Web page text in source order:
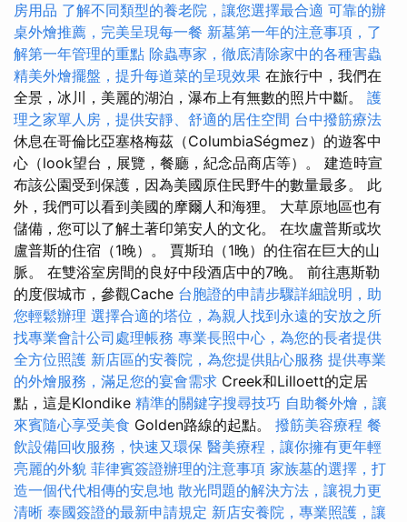
房用品 了解不同類型的養老院，讓您選擇最合適 可靠的辦
桌外燴推薦，完美呈現每一餐 新墓第一年的注意事項，了
解第一年管理的重點 除蟲專家，徹底清除家中的各種害蟲
精美外燴擺盤，提升每道菜的呈現效果 在旅行中，我們在
全景，冰川，美麗的湖泊，瀑布上有無數的照片中斷。 護
理之家單人房，提供安靜、舒適的居住空間 台中撥筋療法
休息在哥倫比亞塞格梅茲（ColumbiaSégmez）的遊客中
心（look望台，展覽，餐廳，紀念品商店等）。 建造時宣
布該公園受到保護，因為美國原住民野牛的數量最多。 此
外，我們可以看到美國的摩爾人和海狸。 大草原地區也有
儲備，您可以了解土著印第安人的文化。 在坎盧普斯或坎
盧普斯的住宿（1晚）。 賈斯珀（1晚）的住宿在巨大的山
脈。 在雙浴室房間的良好中段酒店中的7晚。 前往惠斯勒
的度假城市，參觀Cache 台胞證的申請步驟詳細說明，助
您輕鬆辦理 選擇合適的塔位，為親人找到永遠的安放之所
找專業會計公司處理帳務 專業長照中心，為您的長者提供
全方位照護 新店區的安養院，為您提供貼心服務 提供專業
的外燴服務，滿足您的宴會需求 Creek和Lilloett的定居
點，這是Klondike 精準的關鍵字搜尋技巧 自助餐外燴，讓
來賓隨心享受美食 Golden路線的起點。 撥筋美容療程 餐
飲設備回收服務，快速又環保 醫美療程，讓你擁有更年輕
亮麗的外貌 菲律賓簽證辦理的注意事項 家族墓的選擇，打
造一個代代相傳的安息地 散光問題的解決方法，讓視力更
清晰 泰國簽證的最新申請規定 新店安養院，專業照護，讓